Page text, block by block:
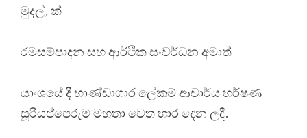
මුදල්, ක්
රමසම්පාදන සහ ආර්ථික සංවර්ධන අමාත්
යාංශයේ දී භාණ්ඩාගාර ලේකම් ආචාර්ය හර්ෂණ
සූරියප්පෙරුම මහතා වෙත භාර දෙන ලදී.